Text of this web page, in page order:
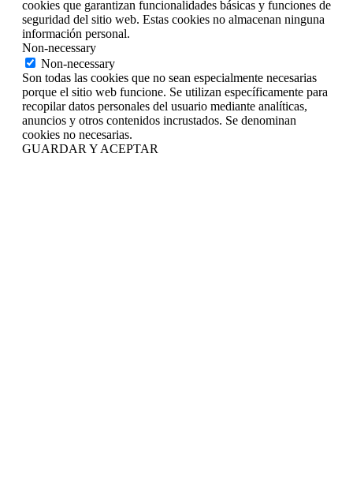
cookies que garantizan funcionalidades básicas y funciones de
seguridad del sitio web. Estas cookies no almacenan ninguna
información personal.
Non-necessary
Non-necessary
Son todas las cookies que no sean especialmente necesarias
porque el sitio web funcione. Se utilizan específicamente para
recopilar datos personales del usuario mediante analíticas,
anuncios y otros contenidos incrustados. Se denominan
cookies no necesarias.
GUARDAR Y ACEPTAR